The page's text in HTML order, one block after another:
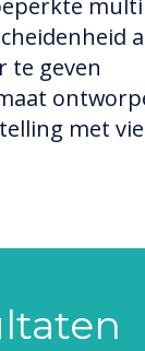
te geven
met